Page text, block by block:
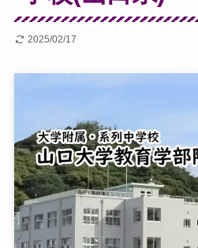
2025/02/17